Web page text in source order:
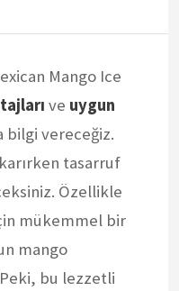
Mango Ice
ve uygun
bilgi vereceğiz.
tasarruf
Özellikle
mükemmel bir
mango
bu lezzetli